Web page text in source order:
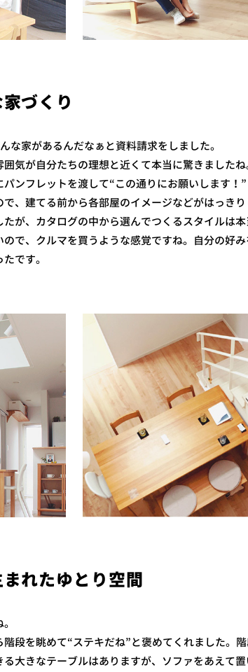
づくり
な家があるんだなぁと資料請求をしました。
気が自分たちの理想と近くて本当に驚きました
ンフレットを渡して“この通りにお願いします！
、建てる前から各部屋のイメージなどがはっきり
が、カタログの中から選んでつくるスタイルは
で、クルマを買うような感覚ですね。自分の好
です。
れたゆとり空間
段を眺めて“ステキだね”と褒めてくれました。
大きなテーブルはありますが、ソファをあえて置